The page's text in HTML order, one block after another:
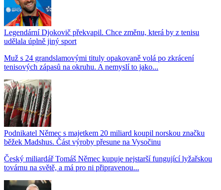
Legendární Djokovič překvapil. Chce změnu, která by z tenisu
udělala úplně jiný sport
Muž s 24 grandslamovými tituly opakovaně volá po zkrácení
tenisových zápasů na okruhu. A nemyslí to jako...
Podnikatel Němec s majetkem 20 miliard koupil norskou značku
běžek Madshus. Část výroby přesune na Vysočinu
Český miliardář Tomáš Němec kupuje nejstarší fungující lyžařskou
továrnu na světě, a má pro ni připravenou...